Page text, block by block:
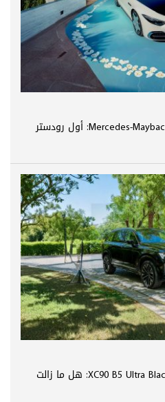
Mercedes-Maybach SL 680 Monogram Series: أول رودستر
تجربة فولفو XC90 B5 Ultra Black Edition 2026: هل ما زالت